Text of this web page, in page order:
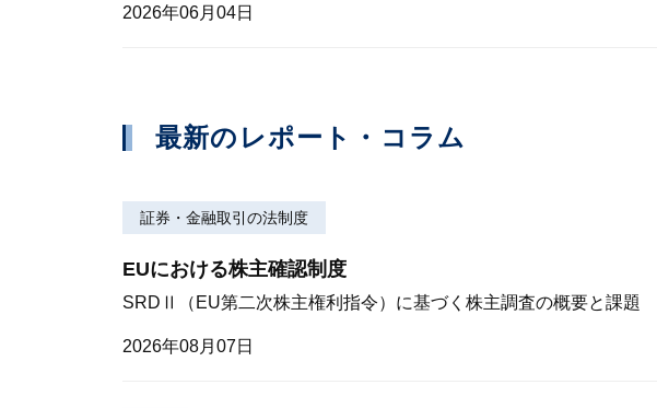
2026年06月04日
最新のレポート・コラム
証券・金融取引の法制度
EUにおける株主確認制度
SRDⅡ（EU第二次株主権利指令）に基づく株主調査の概要と課題
2026年08月07日